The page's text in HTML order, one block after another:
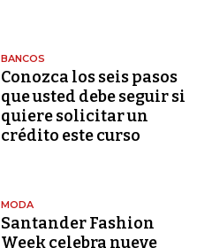
BANCOS
Conozca los seis pasos
que usted debe seguir si
quiere solicitar un
crédito este curso
MODA
Santander Fashion
Week celebra nueve